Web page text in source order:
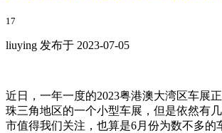
17
liuying 发布于 2023-07-05
近日，一年一度的2023粤港澳大湾区车展
珠三角地区的一个小型车展，但是依然有
市值得我们关注，也算是6月份为数不多的